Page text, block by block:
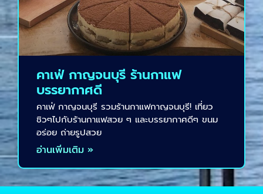
คาเฟ่ กาญจนบุรี ร้านกาแฟ
บรรยากาศดี
คาเฟ่ กาญจนบุรี รวมร้านกาแฟกาญจนบุรี! เที่ยว
ชิวๆไปกับร้านกาแฟสวย ๆ และบรรยากาศดีๆ ขนม
อร่อย ถ่ายรูปสวย
อ่านเพิ่มเติม »